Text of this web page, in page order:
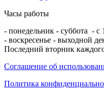
Часы работы
- понедельник - суббота - с
- воскресенье - выходной
Последний вторник
Соглашение об
Политика